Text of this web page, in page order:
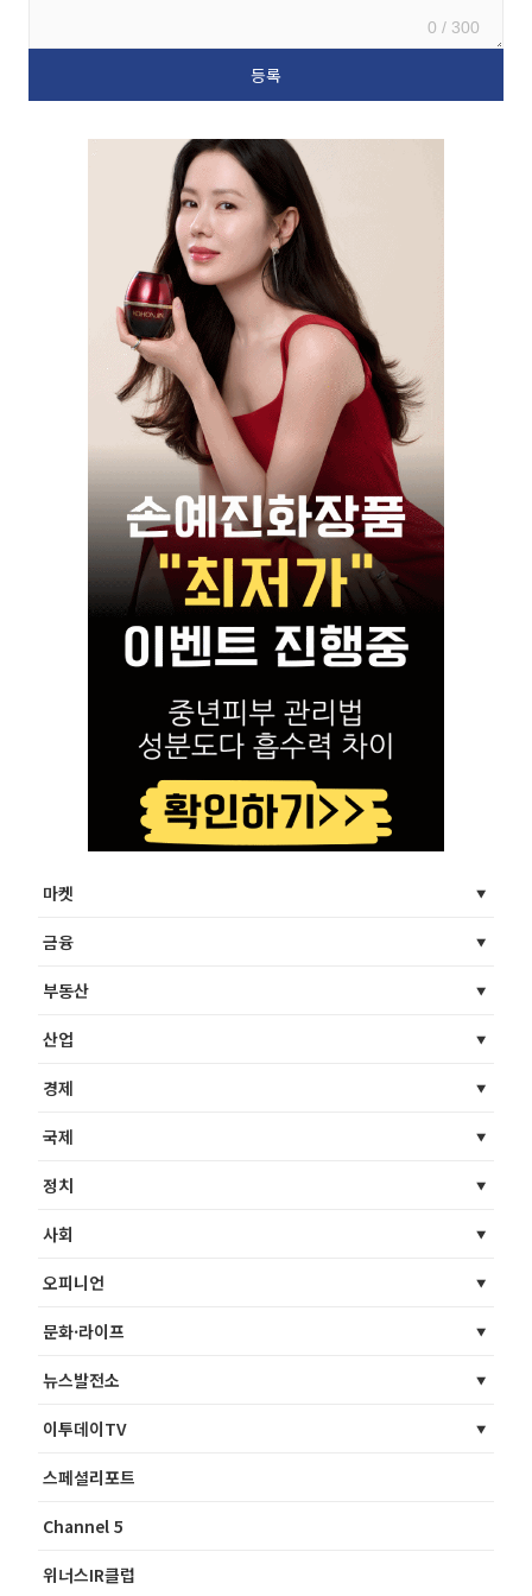
0 / 300
마켓
금융
부동산
산업
경제
국제
정치
사회
오피니언
문화·라이프
뉴스발전소
이투데이TV
스페셜리포트
Channel 5
위너스IR클럽